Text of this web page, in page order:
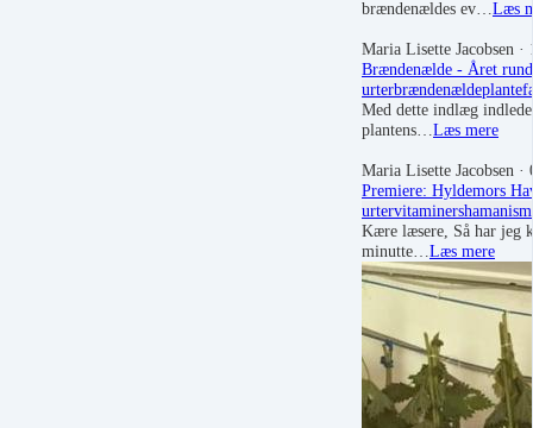
brændenældes ev… Læs
Maria Lisette Jacobsen ·
Brændenælde - Året
urterbrændenælde
Med dette indlæg
plantens… Læs mere
Maria Lisette Jacobsen ·
Premiere: Hyldemors
urtervitaminer
Kære læsere, Så har jeg
minutte… Læs mere